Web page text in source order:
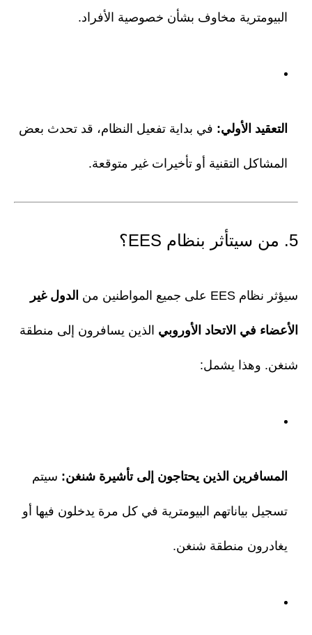
البيومترية مخاوف بشأن خصوصية الأفراد.
التعقيد الأولي: في بداية تفعيل النظام، قد تحدث بعض
المشاكل التقنية أو تأخيرات غير متوقعة.
5. من سيتأثر بنظام EES؟
سيؤثر نظام EES على جميع المواطنين من الدول غير
الأعضاء في الاتحاد الأوروبي الذين يسافرون إلى منطقة
شنغن. وهذا يشمل:
المسافرين الذين يحتاجون إلى تأشيرة شنغن: سيتم
تسجيل بياناتهم البيومترية في كل مرة يدخلون فيها أو
يغادرون منطقة شنغن.